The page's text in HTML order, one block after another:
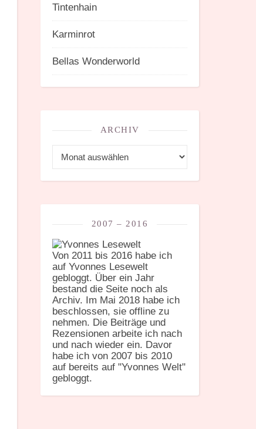
Tintenhain
Karminrot
Bellas Wonderworld
ARCHIV
2007 – 2016
Von 2011 bis 2016 habe ich
auf Yvonnes Lesewelt
gebloggt. Über ein Jahr
bestand die Seite noch als
Archiv. Im Mai 2018 habe ich
beschlossen, sie offline zu
nehmen. Die Beiträge und
Rezensionen arbeite ich nach
und nach wieder ein. Davor
habe ich von 2007 bis 2010
auf bereits auf "Yvonnes Welt"
gebloggt.